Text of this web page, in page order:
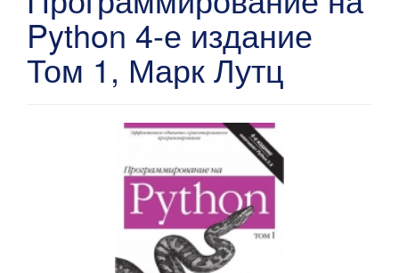
Python 4-е издание
Том 1, Марк Лутц